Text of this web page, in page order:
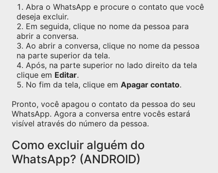
Abra o WhatsApp e procure o contato que você
deseja excluir.
Em seguida, clique no nome da pessoa para
abrir a conversa.
Ao abrir a conversa, clique no nome da pessoa
na parte superior da tela.
Após, na parte superior no lado direito da tela
clique em Editar.
No fim da tela, clique em Apagar contato.
Pronto, você apagou o contato da pessoa do seu
WhatsApp. Agora a conversa entre vocês estará
visível através do número da pessoa.
Como excluir alguém do
WhatsApp? (ANDROID)